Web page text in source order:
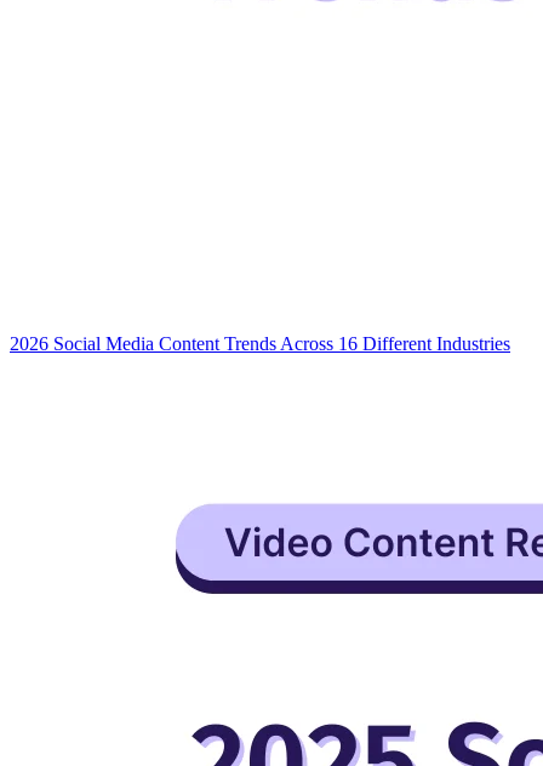
2026 Social Media Content Trends Across 16 Different Industries